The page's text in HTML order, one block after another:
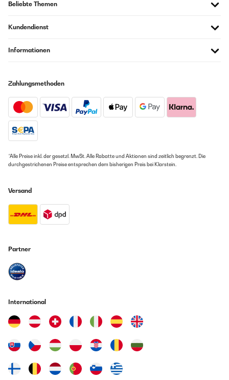
Beliebte Themen
Kundendienst
Informationen
Zahlungsmethoden
*Alle Preise inkl. der gesetzl. MwSt. Alle Rabatte und Aktionen sind zeitlich begrenzt. Die
durchgestrichenen Preise entsprechen dem bisherigen Preis bei Klarstein.
Versand
Partner
International